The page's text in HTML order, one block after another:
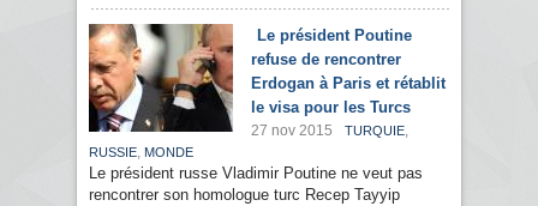
Le président Poutine
refuse de rencontrer
Erdogan à Paris et rétablit
le visa pour les Turcs
27 nov 2015 TURQUIE,
RUSSIE, MONDE
Le président russe Vladimir Poutine ne veut pas
rencontrer son homologue turc Recep Tayyip